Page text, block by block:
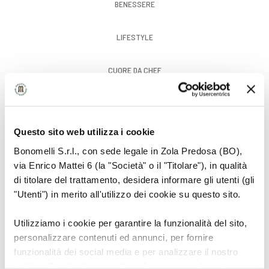
Questo sito web utilizza i cookie
Bonomelli S.r.l., con sede legale in Zola Predosa (BO),
via Enrico Mattei 6 (la "Società" o il "Titolare"), in qualità
di titolare del trattamento, desidera informare gli utenti (gli
"Utenti") in merito all'utilizzo dei cookie su questo sito.
Utilizziamo i cookie per garantire la funzionalità del sito,
personalizzare contenuti ed annunci, per fornire
funzionalità dei social media e per analizzare il nostro
BENESSERE
LIFESTYLE
CUORE DA CHEF